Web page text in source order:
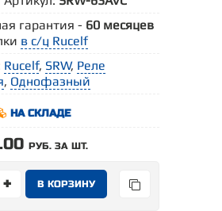
гарантия - 60 месяцев
в с/ц Rucelf
Rucelf, SRW, Реле
, Однофазный
НА СКЛАДЕ
РУБ. ЗА ШТ.
+